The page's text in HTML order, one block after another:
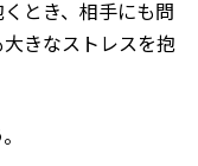
とき、相手にも問
きなストレスを抱